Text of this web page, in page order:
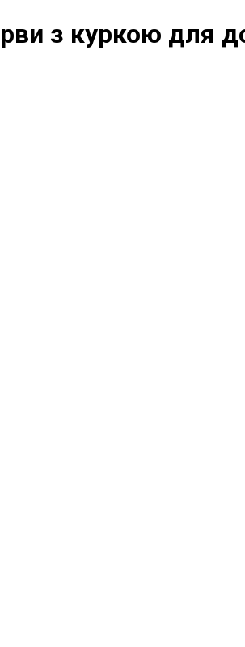
з куркою для